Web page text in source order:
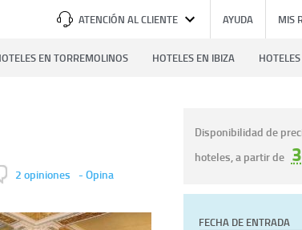
ATENCIÓN AL CLIENTE AYUDA MIS
EN TORREMOLINOS HOTELES EN IBIZA
2 opiniones -Opina
Disponibilidad de
hoteles, a partir de
FECHA DE ENTRADA